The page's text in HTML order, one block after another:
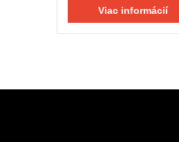
Viac informácií